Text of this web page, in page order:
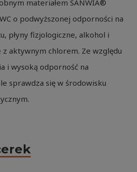
materiałem SANWIA®
o podwyższonej odporności na
płyny fizjologiczne, alkohol i
aktywnym chlorem. Ze względu
i wysoką odporność na
sprawdza się w środowisku